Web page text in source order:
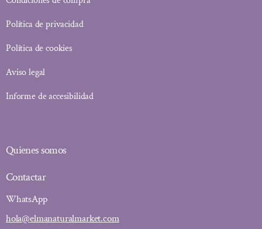
Política de privacidad
Política de cookies
Aviso legal
Informe de accesibilidad
Quienes somos
Contactar
WhatsApp
hola@elmanaturalmarket.com